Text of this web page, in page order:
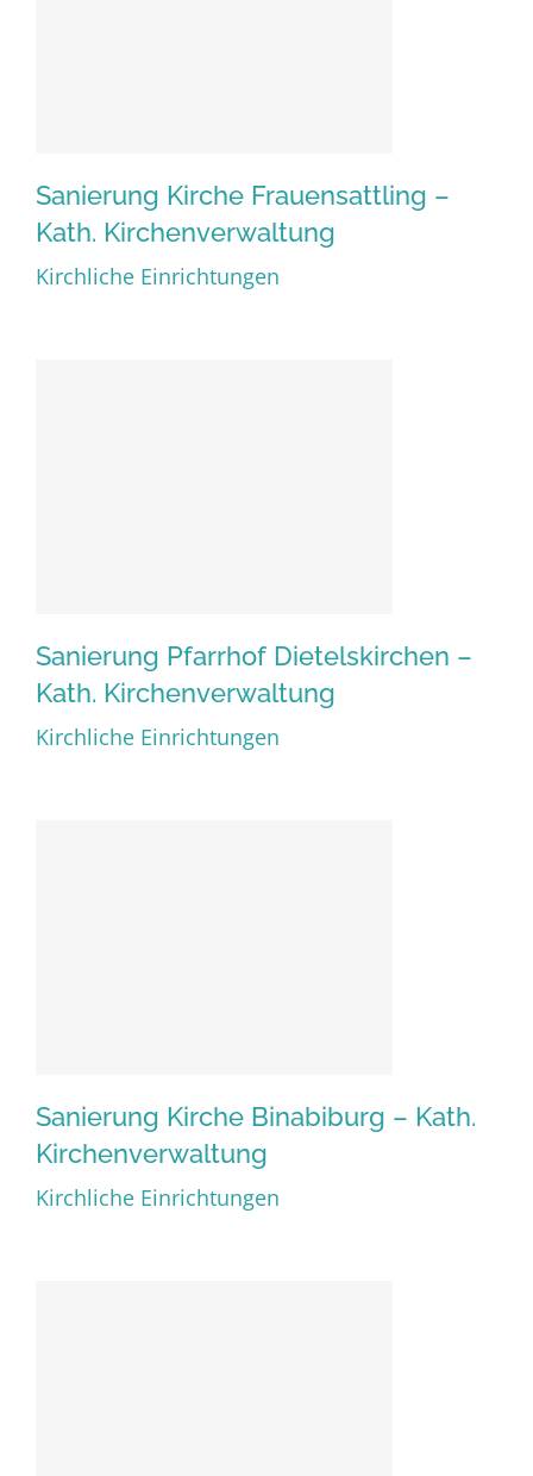
Sanierung Kirche
Sanierung Kirche Frauensattling –
Kath. Kirchenverwaltung
Kirchliche Einrichtungen
Sanierung Pfarrhof
Sanierung Pfarrhof Dietelskirchen –
Kath. Kirchenverwaltung
Kirchliche Einrichtungen
Sanierung Kirche Binabiburg
Sanierung Kirche Binabiburg – Kath.
Kirchenverwaltung
Kirchliche Einrichtungen